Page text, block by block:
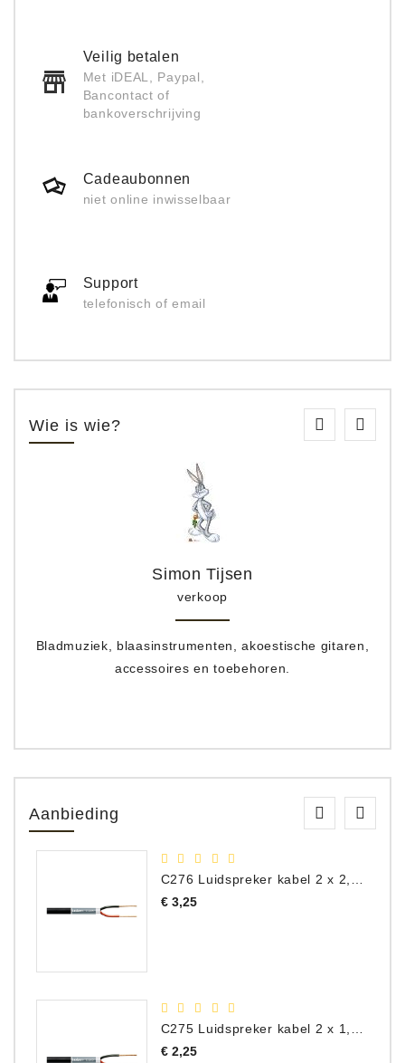
Veilig betalen
Met iDEAL, Paypal,
Bancontact of
bankoverschrijving
Cadeaubonnen
niet online inwisselbaar
Support
telefonisch of email
Wie is wie?
Simon Tijsen
verkoop
Bladmuziek, blaasinstrumenten, akoestische gitaren,
accessoires en toebehoren.
Aanbieding
C276 Luidspreker kabel 2 x 2,50 mm² (per meter)
€ 3,25Prijs
€ 2,25Prijs